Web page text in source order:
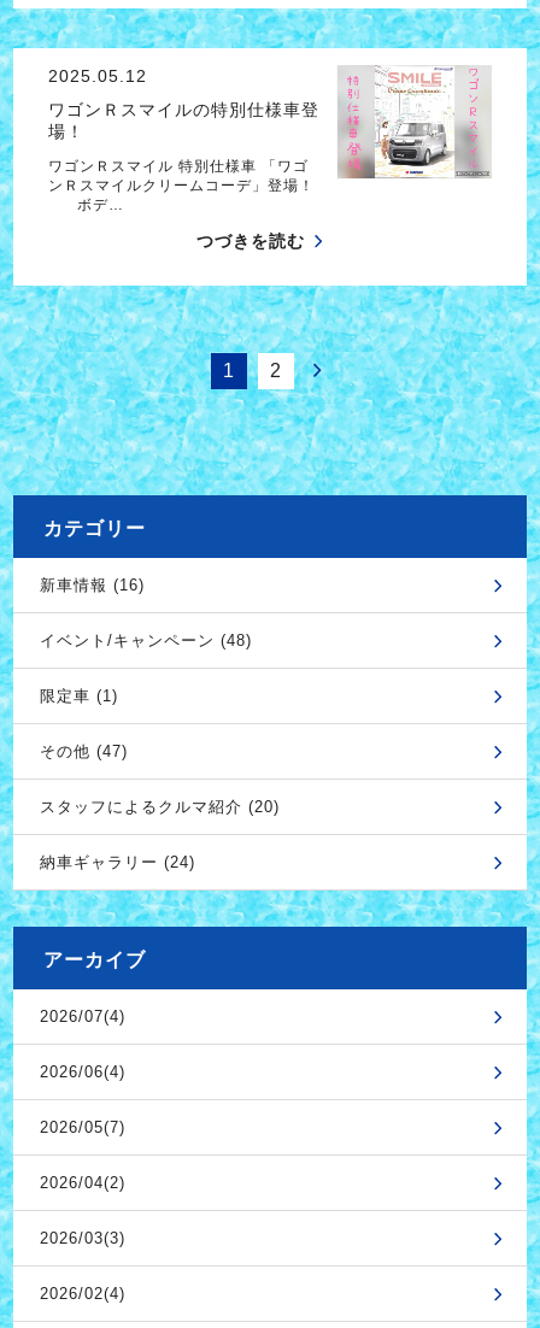
2025.05.12
ワゴンＲスマイルの特別仕様車登
場！
ワゴンＲスマイル 特別仕様車 「ワゴ
ンＲスマイルクリームコーデ」登場！
ボデ…
つづきを読む
1 2
カテゴリー
新車情報 (16)
イベント/キャンペーン (48)
限定車 (1)
その他 (47)
スタッフによるクルマ紹介 (20)
納車ギャラリー (24)
アーカイブ
2026/07(4)
2026/06(4)
2026/05(7)
2026/04(2)
2026/03(3)
2026/02(4)